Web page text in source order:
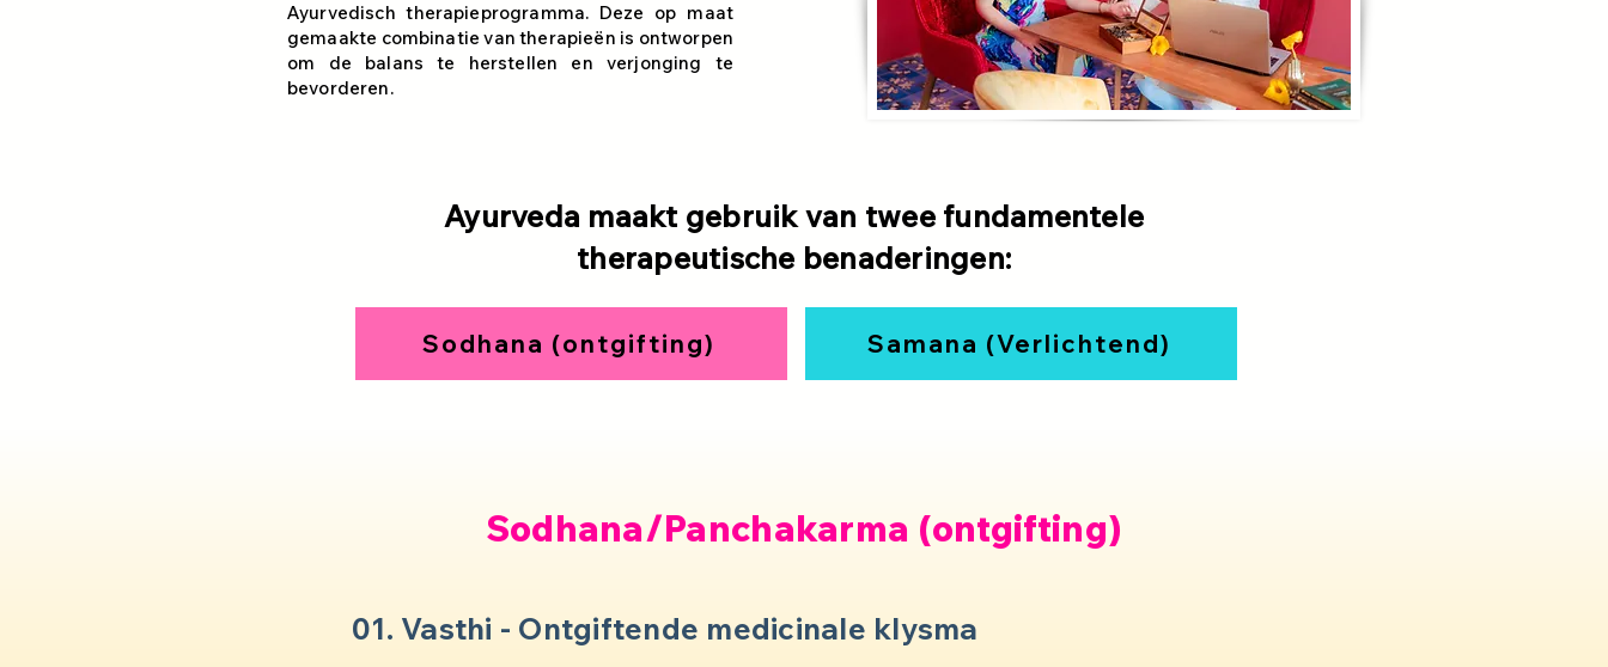
Ayurvedisch therapieprogramma. Deze op maat
gemaakte combinatie van therapieën is ontworpen
om de balans te herstellen en verjonging te
bevorderen.
Ayurveda maakt gebruik van twee fundamentele
therapeutische benaderingen:
Sodhana (ontgifting) Samana (Verlichtend)
Sodhana/Panchakarma (ontgifting)
01. Vasthi - Ontgiftende medicinale klysma